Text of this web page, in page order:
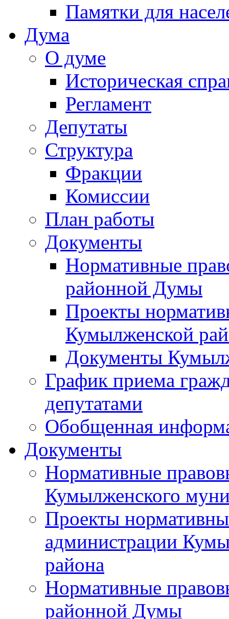
Памятки для
Дума
О думе
Историческая
Регламент
Депутаты
Структура
Фракции
Комиссии
План работы
Документы
Нормативные
районной Думы
Проекты
Кумылженской
Документы
График приема
депутатами
Обобщенная
Документы
Нормативные
Кумылженского
Проекты
администрации
района
Нормативные
районной Думы